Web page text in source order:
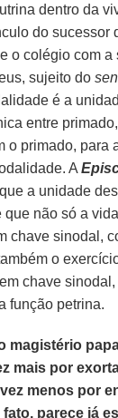
dentro da
do sucessor
o colégio com a
sujeito do
é a
entre
o primado, para
A
a unidade
que não só a
chave sinodal,
o
chave
função petrina.
magistério
mais por
menos por
parece já